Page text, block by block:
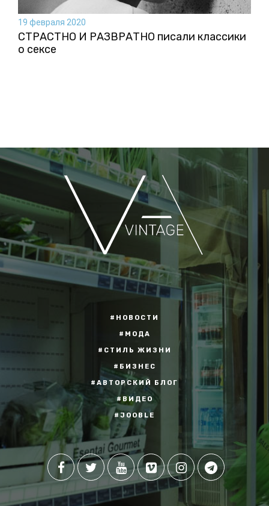
19 февраля 2020
СТРАСТНО И РАЗВРАТНО писали классики
о сексе
#НОВОСТИ
#МОДА
#СТИЛЬ ЖИЗНИ
#БИЗНЕС
#АВТОРСКИЙ БЛОГ
#ВИДЕО
#JOOBLE